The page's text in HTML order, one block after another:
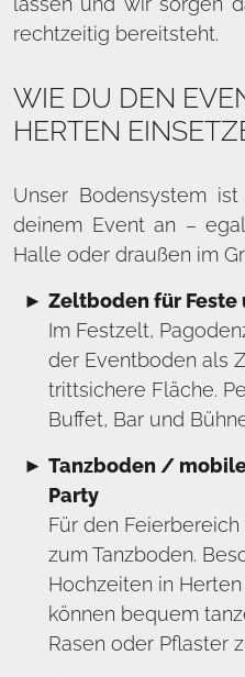
rechtzeitig bereitsteht.
WIE DU DEN
HERTEN
Unser Bodensystem
deinem Event an –
Halle oder draußen im
Zeltboden für Feste
Im Festzelt,
der Eventboden als
trittsichere Fläche.
Buffet, Bar und
Tanzboden /
Party
Für den
zum Tanzboden.
Hochzeiten in
können bequem
Rasen oder Pflaster